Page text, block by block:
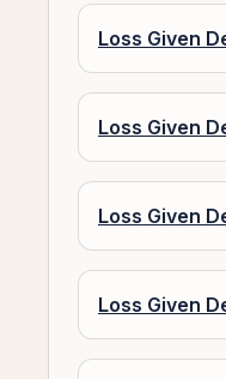
Loss Given
Loss Given
Loss Given
Loss Given